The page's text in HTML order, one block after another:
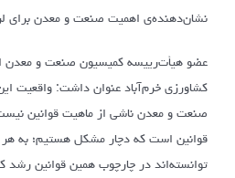
نشان‌دهنده‌ی اهمیت صنعت و معدن برای
عضو هیأت‌رییسه کمیسیون صنعت و معدن
کشاورزی خرم‌آباد عنوان داشت: واقعیت
صنعت و معدن ناشی از ماهیت قوانین
قوانین است که دچار مشکل هستیم؛ به
توانسته‌اند در چارچوب همین قوانین رشد